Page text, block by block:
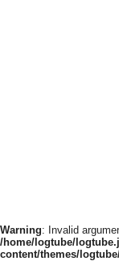
Warning: Invalid
/home/logtube/
content/themes/